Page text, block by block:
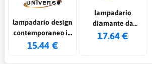
lampadario design
contemporaneo in
metallo nero
15.44 €
lampadario
diamante da
soffitto e27
17.64 €